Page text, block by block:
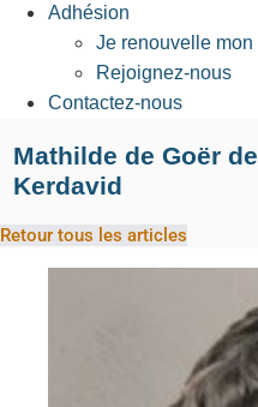
Adhésion
Je renouvelle mon
Rejoignez-nous
Contactez-nous
Mathilde de Goër
Kerdavid
Retour tous les articles